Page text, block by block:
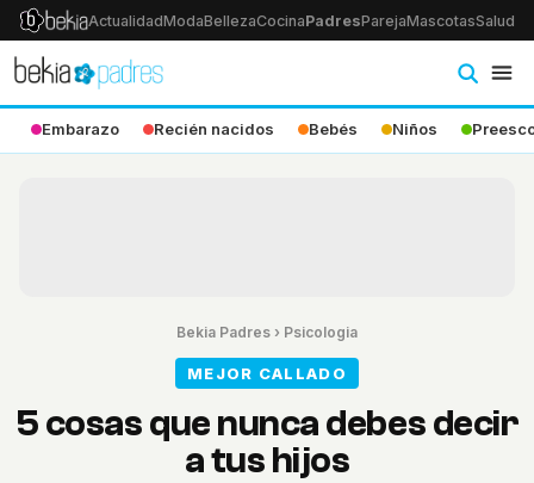
ActualidadModaBellezaCocinaPadresParejaMascotasSalud
Embarazo Recién nacidos Bebés Niños
Bekia Padres › Psicologia
MEJOR CALLADO
5 cosas que nunca debes decir
a tus hijos